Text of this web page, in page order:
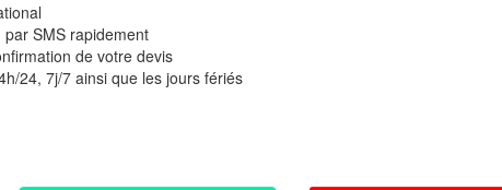
SMS rapidement
de votre devis
24, 7j/7 ainsi que les jours fériés